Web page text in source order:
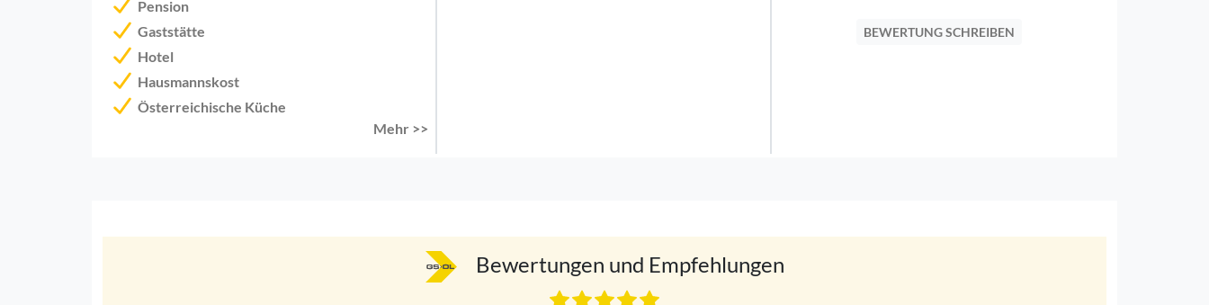
Pension
Gaststätte
Hotel
Hausmannskost
Österreichische Küche
Mehr >>
BEWERTUNG SCHREIBEN
Bewertungen und Empfehlungen